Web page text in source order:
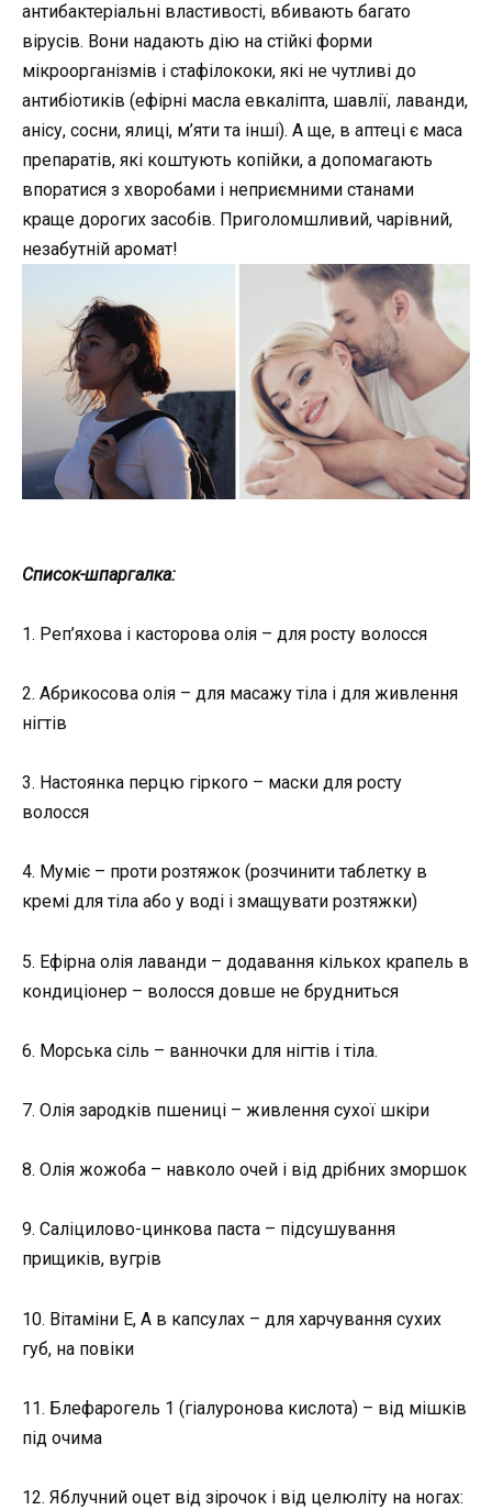
антибактеріальні властивості, вбивають багато
вірусів. Вони надають дію на стійкі форми
мікроорганізмів і стафілококи, які не чутливі до
антибіотиків (ефірні масла евкаліпта, шавлії, лаванди,
анісу, сосни, ялиці, м’яти та інші). А ще, в аптеці є маса
препаратів, які коштують копійки, а допомагають
впоратися з хворобами і неприємними станами
краще дорогих засобів. Приголомшливий, чарівний,
незабутній аромат!
Список-шпаргалка:
1. Реп’яхова і касторова олія – для росту волосся
2. Абрикосова олія – ​​для масажу тіла і для живлення
нігтів
3. Настоянка перцю гіркого – маски для росту
волосся
4. Муміє – проти розтяжок (розчинити таблетку в
кремі для тіла або у воді і змащувати розтяжки)
5. Ефірна олія лаванди – додавання кількох крапель в
кондиціонер – волосся довше не брудниться
6. Морська сіль – ванночки для нігтів і тіла.
7. Олія зародків пшениці – живлення сухої шкіри
8. Олія жожоба – навколо очей і від дрібних зморшок
9. Саліцилово-цинкова паста – підсушування
прищиків, вугрів
10. Вітаміни Е, А в капсулах – для харчування сухих
губ, на повіки
11. Блефарогель 1 (гіалуронова кислота) – від мішків
під очима
12. Яблучний оцет від зірочок і від целюліту на ногах: